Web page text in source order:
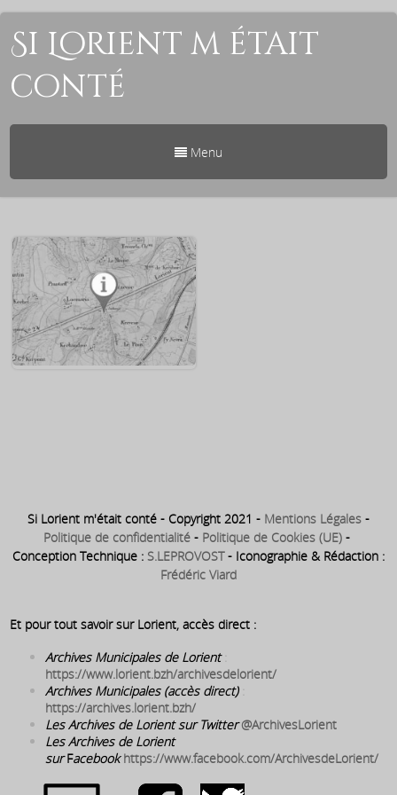
Si Lorient m était
conté
Menu
Si Lorient m'était conté - Copyright 2021 - Mentions Légales -
Politique de confidentialité - Politique de Cookies (UE) -
Conception Technique : S.LEPROVOST- Iconographie & Rédaction :
Frédéric Viard
Et pour tout savoir sur Lorient, accès direct :
Archives Municipales de Lorient
https://www.lorient.bzh/archivesdelorient/
Archives Municipales (accès direct):
https://archives.lorient.bzh/
Les Archives de Lorient sur Twitter @ArchivesLorient
Les Archives de Lorient
sur Facebook https://www.facebook.com/ArchivesdeLorient/